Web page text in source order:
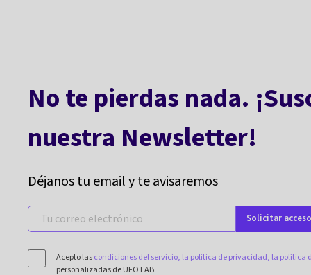
No te pierdas nada.
nuestra Newsletter!
Déjanos tu email y te avisaremos
Solicitar acceso
Acepto lascondiciones del servicio, la política de privacidad, la política
personalizadas de UFO LAB.